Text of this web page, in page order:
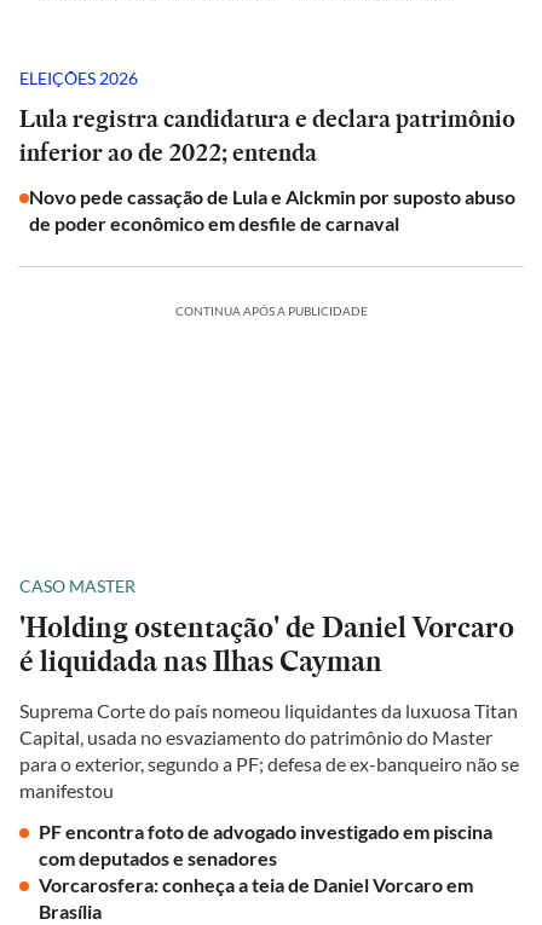
ELEIÇÕES 2026
Lula registra candidatura e declara patrimônio
inferior ao de 2022; entenda
Novo pede cassação de Lula e Alckmin por suposto abuso
de poder econômico em desfile de carnaval
CONTINUA APÓS A PUBLICIDADE
CASO MASTER
'Holding ostentação' de Daniel Vorcaro
é liquidada nas Ilhas Cayman
Suprema Corte do país nomeou liquidantes da luxuosa Titan
Capital, usada no esvaziamento do patrimônio do Master
para o exterior, segundo a PF; defesa de ex-banqueiro não se
manifestou
PF encontra foto de advogado investigado em piscina
com deputados e senadores
Vorcarosfera: conheça a teia de Daniel Vorcaro em
Brasília